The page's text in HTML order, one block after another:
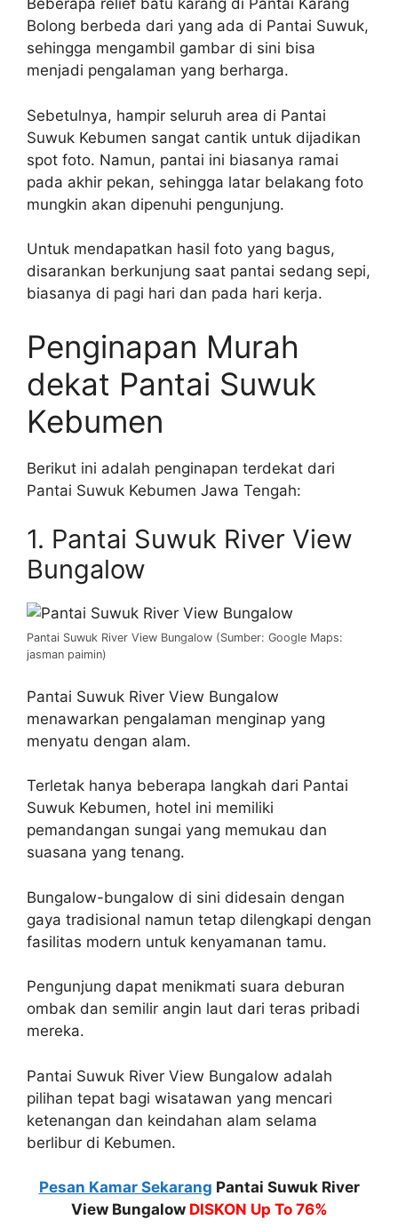
Beberapa relief batu karang di Pantai Karang
Bolong berbeda dari yang ada di Pantai Suwuk,
sehingga mengambil gambar di sini bisa
menjadi pengalaman yang berharga.
Sebetulnya, hampir seluruh area di Pantai
Suwuk Kebumen sangat cantik untuk dijadikan
spot foto. Namun, pantai ini biasanya ramai
pada akhir pekan, sehingga latar belakang foto
mungkin akan dipenuhi pengunjung.
Untuk mendapatkan hasil foto yang bagus,
disarankan berkunjung saat pantai sedang sepi,
biasanya di pagi hari dan pada hari kerja.
Penginapan Murah
dekat Pantai Suwuk
Kebumen
Berikut ini adalah penginapan terdekat dari
Pantai Suwuk Kebumen Jawa Tengah:
1. Pantai Suwuk River View
Bungalow
Pantai Suwuk River View Bungalow (Sumber: Google Maps:
jasman paimin)
Pantai Suwuk River View Bungalow
menawarkan pengalaman menginap yang
menyatu dengan alam.
Terletak hanya beberapa langkah dari Pantai
Suwuk Kebumen, hotel ini memiliki
pemandangan sungai yang memukau dan
suasana yang tenang.
Bungalow-bungalow di sini didesain dengan
gaya tradisional namun tetap dilengkapi dengan
fasilitas modern untuk kenyamanan tamu.
Pengunjung dapat menikmati suara deburan
ombak dan semilir angin laut dari teras pribadi
mereka.
Pantai Suwuk River View Bungalow adalah
pilihan tepat bagi wisatawan yang mencari
ketenangan dan keindahan alam selama
berlibur di Kebumen.
Pesan Kamar Sekarang Pantai Suwuk River
View Bungalow DISKON Up To 76%